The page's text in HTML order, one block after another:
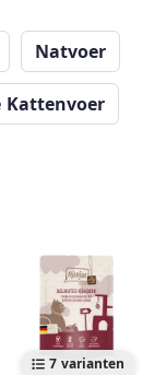
Natvoer
Kattenvoer
7 varianten